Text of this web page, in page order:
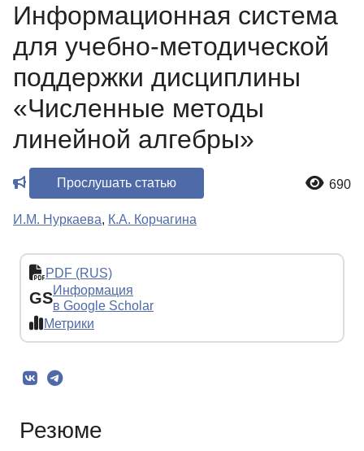
Информационная система
для учебно-методической
поддержки дисциплины
«Численные методы
линейной алгебры»
Прослушать статью 690
И.М. Нуркаева, К.А. Корчагина
PDF (RUS)
GSИнформация
в Google Scholar
Метрики
Резюме